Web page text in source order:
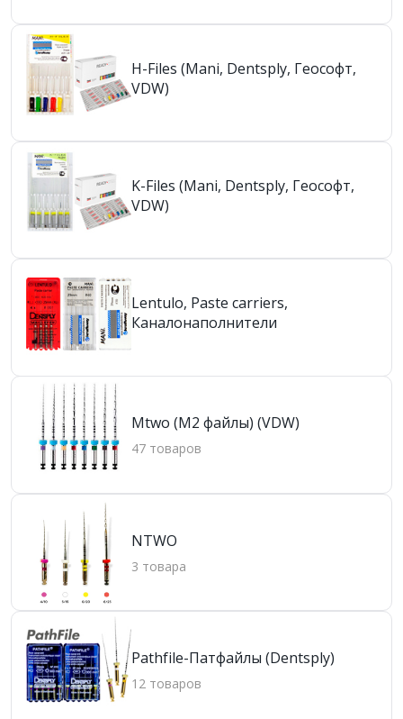
H-Files (Mani, Dentsply, Геософт,
VDW)
K-Files (Mani, Dentsply, Геософт,
VDW)
Lentulo, Paste carriers,
Каналонаполнители
Mtwo (М2 файлы) (VDW)
47 товаров
NTWO
3 товара
Pathfile-Патфайлы (Dentsply)
12 товаров